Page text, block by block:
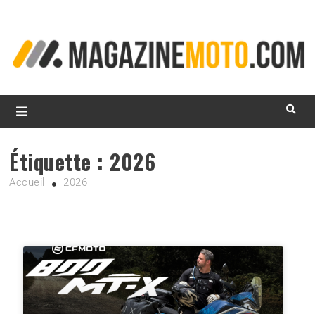
MagazineMoto.com
Étiquette : 2026
Accueil 2026